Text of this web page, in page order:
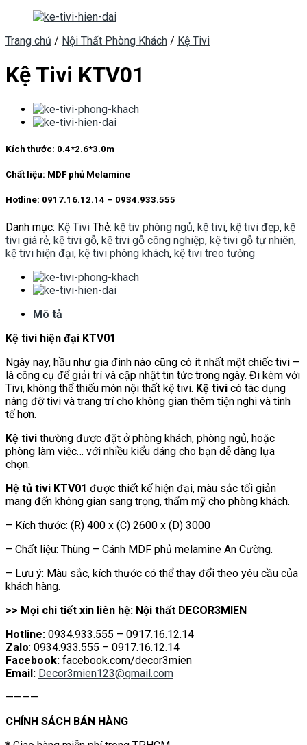
Trang chủ / Nội Thất Phòng Khách / Kệ Tivi
Kệ Tivi KTV01
Kích thước: 0.4*2.6*3.0m
Chất liệu: MDF phủ Melamine
Hotline: 0917.16.12.14 – 0934.933.555
Danh mục: Kệ Tivi Thẻ: kệ tiv phòng ngủ, kệ tivi, kệ tivi đẹp, kệ
tivi giá rẻ, kệ tivi gỗ, kệ tivi gỗ công nghiệp, kệ tivi gỗ tự nhiên,
kệ tivi hiện đại, kệ tivi phòng khách, kệ tivi treo tường
Mô tả
Kệ tivi hiện đại KTV01
Ngày nay, hầu như gia đình nào cũng có ít nhất một chiếc tivi –
là công cụ để giải trí và cập nhật tin tức trong ngày. Đi kèm với
Tivi, không thể thiếu món nội thất kệ tivi. Kệ tivi có tác dụng
nâng đỡ tivi và trang trí cho không gian thêm tiện nghi và tinh
tế hơn.
Kệ tivi thường được đặt ở phòng khách, phòng ngủ, hoặc
phòng làm việc… với nhiều kiểu dáng cho bạn dễ dàng lựa
chọn.
Hệ tủ tivi KTV01 được thiết kế hiện đại, màu sắc tối giản
mang đến không gian sang trọng, thẩm mỹ cho phòng khách.
– Kích thước: (R) 400 x (C) 2600 x (D) 3000
– Chất liệu: Thùng – Cánh MDF phủ melamine An Cường.
– Lưu ý: Màu sắc, kích thước có thể thay đổi theo yêu cầu của
khách hàng.
>> Mọi chi tiết xin liên hệ: Nội thất DECOR3MIEN
Hotline: 0934.933.555 – 0917.16.12.14
Zalo: 0934.933.555 – 0917.16.12.14
Facebook: facebook.com/decor3mien
Email: Decor3mien123@gmail.com
————
CHÍNH SÁCH BÁN HÀNG